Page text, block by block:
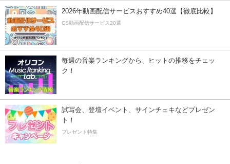
2026年動画配信サービスおすすめ40選【徹底比較】
CS動画配信サービス20選
毎週の音楽ランキングから、ヒットの推移をチェッ
ク！
試写会、登壇イベント、サインチェキなどプレゼン
ト！
プレゼント特集